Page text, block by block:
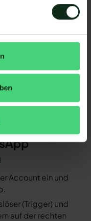
werden
versenden).
sich mit
Account ein und
(Trigger) und
auf der rechten